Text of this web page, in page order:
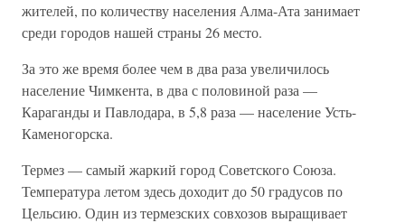
жителей, по количеству населения Алма-Ата занимает
среди городов нашей страны 26 место.
За это же время более чем в два раза увеличилось
население Чимкента, в два с половиной раза —
Караганды и Павлодара, в 5,8 раза — население Усть-
Каменогорска.
Термез — самый жаркий город Советского Союза.
Температура летом здесь доходит до 50 градусов по
Цельсию. Один из термезских совхозов выращивает